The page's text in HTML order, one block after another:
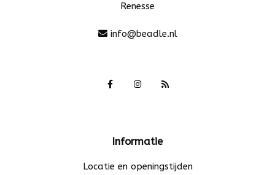
Renesse
info@beadle.nl
Informatie
Locatie en openingstijden